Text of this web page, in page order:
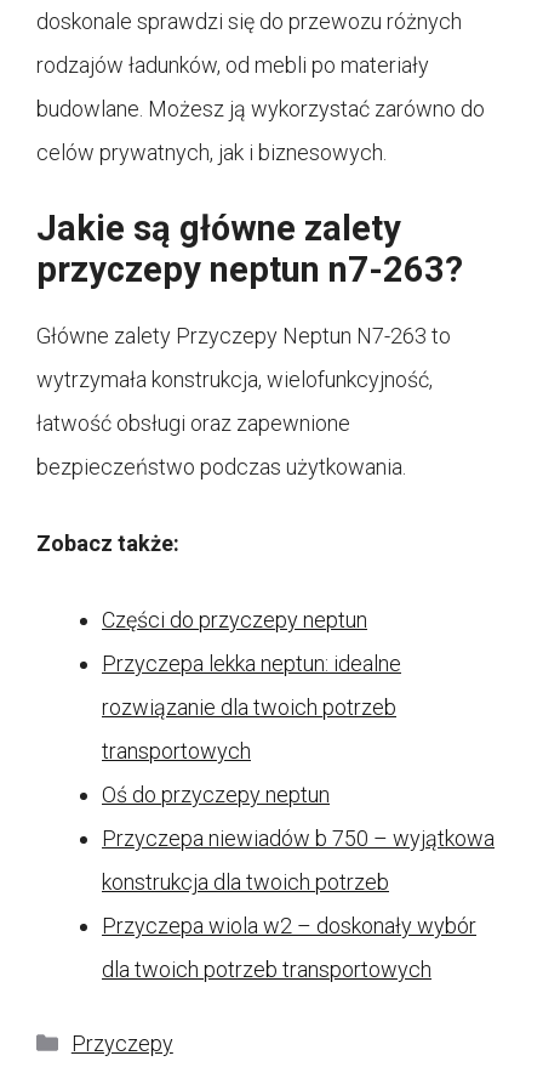
doskonale sprawdzi się do przewozu różnych
rodzajów ładunków, od mebli po materiały
budowlane. Możesz ją wykorzystać zarówno do
celów prywatnych, jak i biznesowych.
Jakie są główne zalety
przyczepy neptun n7-263?
Główne zalety Przyczepy Neptun N7-263 to
wytrzymała konstrukcja, wielofunkcyjność,
łatwość obsługi oraz zapewnione
bezpieczeństwo podczas użytkowania.
Zobacz także:
Części do przyczepy neptun
Przyczepa lekka neptun: idealne
rozwiązanie dla twoich potrzeb
transportowych
Oś do przyczepy neptun
Przyczepa niewiadów b 750 – wyjątkowa
konstrukcja dla twoich potrzeb
Przyczepa wiola w2 – doskonały wybór
dla twoich potrzeb transportowych
Kategorie
Przyczepy